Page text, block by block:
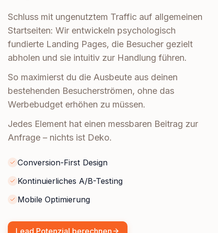
Schluss mit ungenutztem Traffic auf allgemeinen
Startseiten: Wir entwickeln psychologisch
fundierte Landing Pages, die Besucher gezielt
abholen und sie intuitiv zur Handlung führen.
So maximierst du die Ausbeute aus deinen
bestehenden Besucherströmen, ohne das
Werbebudget erhöhen zu müssen.
Jedes Element hat einen messbaren Beitrag zur
Anfrage – nichts ist Deko.
Conversion-First Design
Kontinuierliches A/B-Testing
Mobile Optimierung